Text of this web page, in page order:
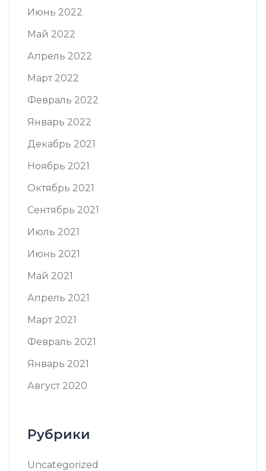
Июнь 2022
Май 2022
Апрель 2022
Март 2022
Февраль 2022
Январь 2022
Декабрь 2021
Ноябрь 2021
Октябрь 2021
Сентябрь 2021
Июль 2021
Июнь 2021
Май 2021
Апрель 2021
Март 2021
Февраль 2021
Январь 2021
Август 2020
Рубрики
Uncategorized